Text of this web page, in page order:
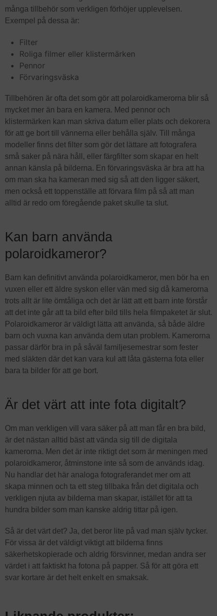
många tillbehör som verkligen förhöjer upplevelsen.
Exempel på dessa är:
Filter
Roliga filmer eller klistermärken
Pennor
Förvaringsväska
Tillbehören är ofta det som gör att polaroidkamerorna blir så
mycket mer än bara en kamera. Med pennor och
klistermärken kan man skriva datum eller plats och dekorera
för att ge bort till vännerna eller behålla själv. Till många
modeller finns det filter som gör det lättare att fotografera
små saker på nära håll, eller färgfilter som skapar en helt
annan känsla på bilderna. En förvaringsväska är bra att ha
om man ska ha kameran med sig så att den ligger säkert,
men också ett toppenställe att förvara film på så att man
alltid är redo om föregående paket skulle ta slut.
Kan barn använda
polaroidkameror?
Barn kan definitivt använda polaroidkameror, men bör ha en
vuxen eller ett äldre syskon eller vän med sig då kamerorna
trots allt är lite ömtåliga och det är lätt att ett barn inte förstår
att det inte går att ta bild efter bild tills hela filmpaketet är slut.
Polaroidkameror är väldigt lätta att använda, så både äldre
barn och vuxna kan använda dem utan problem. Kamerorna
passar därför bra in på såväl familjesemestrar som fester
med släkten där det kan vara kul att låta gästerna fota eller
bara ta bilder för att ge bort.
Är det värt att inte fota digitalt?
Om man verkligen vill vara säker på att man får en bra bild,
är det nästan alltid bäst att vända sig till de digitala
kamerorna. Men det är inte riktigt det som är meningen med
polaroidkameror, åtminstone inte så som de används idag.
Nu handlar det här analoga fotograferandet mer om att
skapa minnen och ta ett steg tillbaka från det digitala och
verkligen njuta av bilderna man skapar, istället för att ta
hundra bilder som man kanske aldrig tittar på igen.
Så är det värt det? Ja, det beror lite på vad man själv tycker.
För vissa är det väldigt viktigt att bilderna finns
säkerhetskopierade och aldrig försvinner, medan andra ser
värdet i att faktiskt ha fotona på papper. Så för att göra ett
svar kortare är det helt enkelt en smaksak.